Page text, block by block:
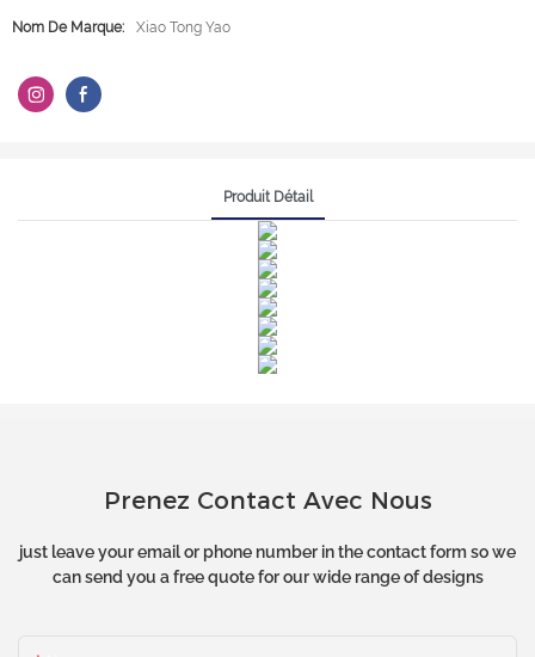
Nom De Marque: Xiao Tong Yao
Produit Détail
Prenez Contact Avec Nous
just leave your email or phone number in the contact form so we
can send you a free quote for our wide range of designs